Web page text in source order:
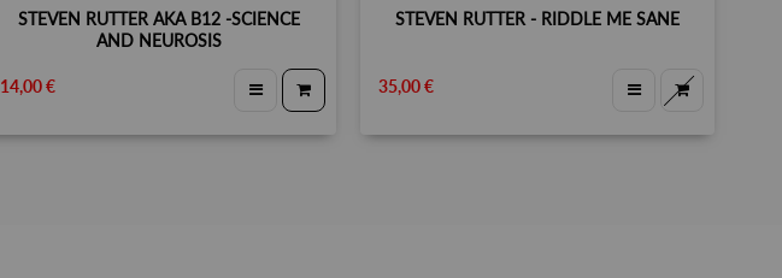
STEVEN RUTTER AKA B12 -SCIENCE
AND NEUROSIS
14,00 €
STEVEN RUTTER - RIDDLE ME SANE
35,00 €